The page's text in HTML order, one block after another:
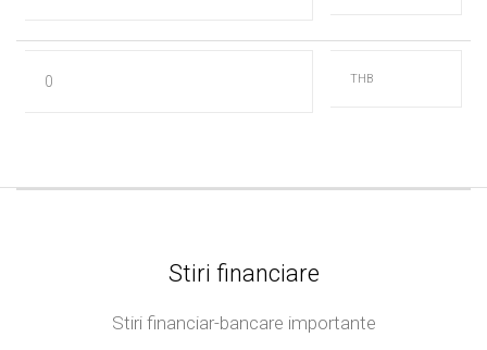
Stiri financiare
Stiri financiar-bancare importante